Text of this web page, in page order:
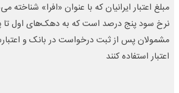
نرخ سود پنج درصد است که به دهک‌های اول تا
مشمولان پس از ثبت درخواست در بانک و
اعتبار استفاده کنند